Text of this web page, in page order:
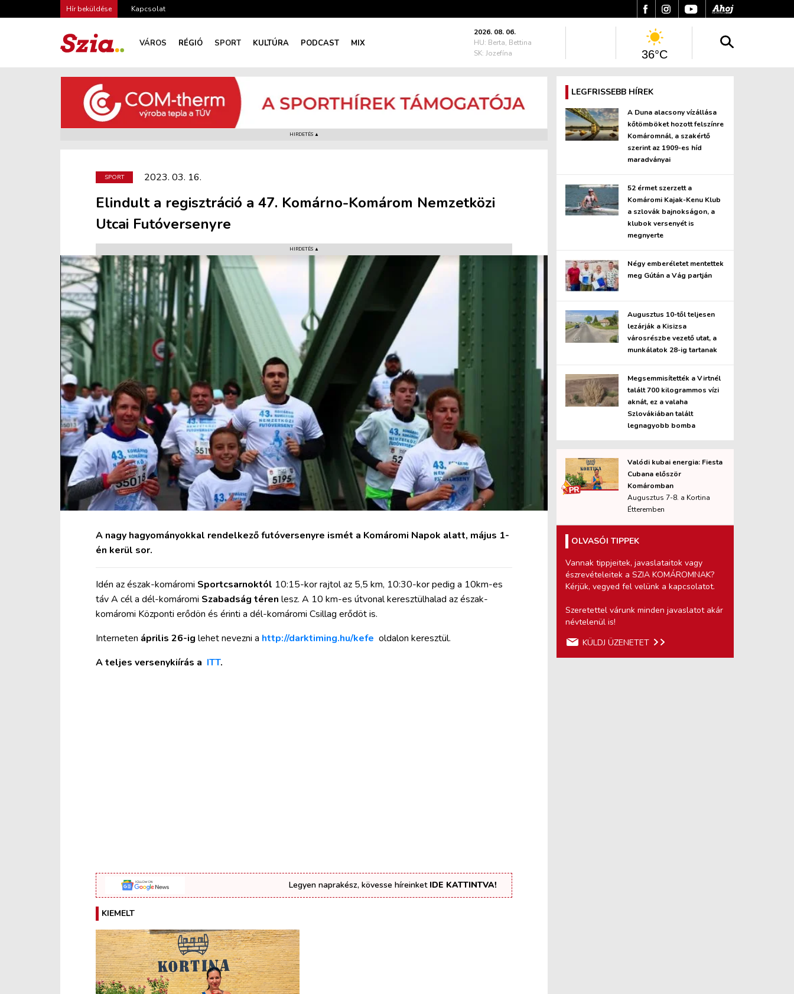
Hír beküldése Kapcsolat
VÁROS RÉGIÓ SPORT KULTÚRA PODCAST MIX
2026. 08. 06.
HU: Berta, Bettina
SK: Jozefína
36°C
HIRDETÉS ▲
SPORT 2023. 03. 16.
Elindult a regisztráció a 47. Komárno-Komárom Nemzetközi
Utcai Futóversenyre
HIRDETÉS ▲
A nagy hagyományokkal rendelkező futóversenyre ismét a Komáromi Napok alatt, május 1-
én kerül sor.
Idén az észak-komáromi Sportcsarnoktól 10:15-kor rajtol az 5,5 km, 10:30-kor pedig a 10km-es
táv A cél a dél-komáromi Szabadság téren lesz. A 10 km-es útvonal keresztülhalad az észak-
komáromi Központi erődön és érinti a dél-komáromi Csillag erődöt is.
Interneten április 26-ig lehet nevezni a http://darktiming.hu/kefe oldalon keresztül.
A teljes versenykiírás a ITT.
Legyen naprakész, kövesse híreinket IDE KATTINTVA!
KIEMELT
LEGFRISSEBB HÍREK
A Duna alacsony vízállása
kőtömböket hozott felszínre
Komáromnál, a szakértő
szerint az 1909-es híd
maradványai
52 érmet szerzett a
Komáromi Kajak-Kenu Klub
a szlovák bajnokságon, a
klubok versenyét is
megnyerte
Négy emberéletet mentettek
meg Gútán a Vág partján
Augusztus 10-től teljesen
lezárják a Kisizsa
városrészbe vezető utat, a
munkálatok 28-ig tartanak
Megsemmisítették a Virtnél
talált 700 kilogrammos vízi
aknát, ez a valaha
Szlovákiában talált
legnagyobb bomba
Valódi kubai energia: Fiesta
Cubana először
Komáromban
Augusztus 7-8. a Kortina
Étteremben
OLVASÓI TIPPEK
Vannak tippjeitek, javaslataitok vagy
észrevételeitek a SZIA KOMÁROMNAK?
Kérjük, vegyed fel velünk a kapcsolatot.
Szeretettel várunk minden javaslatot akár
névtelenül is!
KÜLDJ ÜZENETET